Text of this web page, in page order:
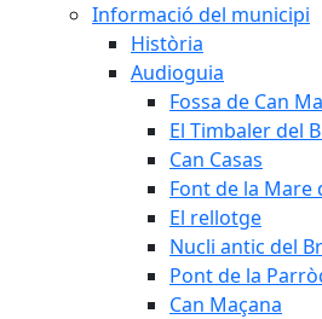
Informació del municipi
Història
Audioguia
Fossa de Can
El Timbaler del
Can Casas
Font de la Mare
El rellotge
Nucli antic del
Pont de la
Can Maçana